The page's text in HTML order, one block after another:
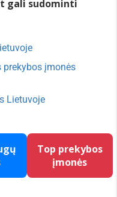
gali sudominti
prekybos įmonės
Lietuvoje
Top prekybos
įmonės